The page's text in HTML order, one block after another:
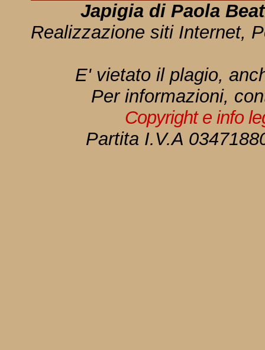
Japigia di Paola
Realizzazione siti Internet,
E' vietato il plagio,
Per informazioni,
Copyright e info
Partita I.V.A